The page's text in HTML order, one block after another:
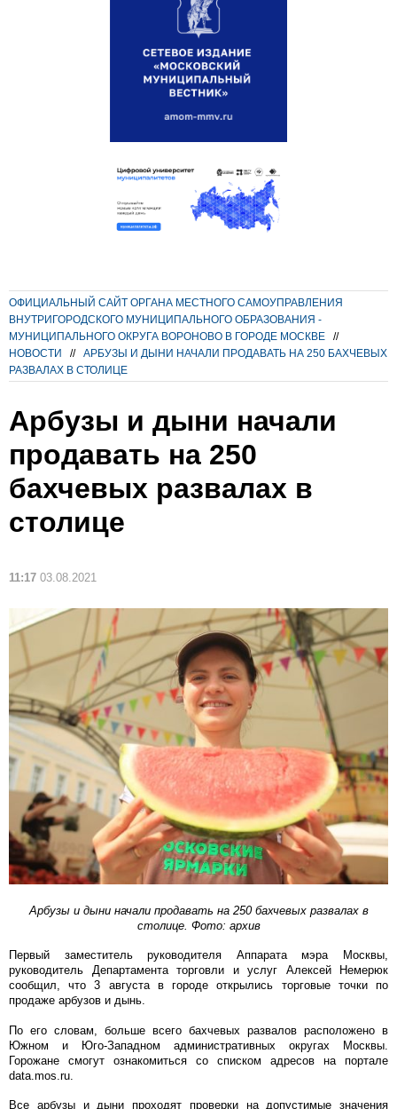
ОФИЦИАЛЬНЫЙ САЙТ ОРГАНА МЕСТНОГО САМОУПРАВЛЕНИЯ
ВНУТРИГОРОДСКОГО МУНИЦИПАЛЬНОГО ОБРАЗОВАНИЯ -
МУНИЦИПАЛЬНОГО ОКРУГА ВОРОНОВО В ГОРОДЕ МОСКВЕ
//
НОВОСТИ
//
АРБУЗЫ И ДЫНИ НАЧАЛИ ПРОДАВАТЬ НА 250 БАХЧЕВЫХ
РАЗВАЛАХ В СТОЛИЦЕ
Арбузы и дыни начали
продавать на 250
бахчевых развалах в
столице
11:17 03.08.2021
Арбузы и дыни начали продавать на 250 бахчевых развалах в
столице. Фото: архив
Первый заместитель руководителя Аппарата мэра Москвы,
руководитель Департамента торговли и услуг Алексей Немерюк
сообщил, что 3 августа в городе открылись торговые точки по
продаже арбузов и дынь.
По его словам, больше всего бахчевых развалов расположено в
Южном и Юго-Западном административных округах Москвы.
Горожане смогут ознакомиться со списком адресов на портале
data.mos.ru.
Все арбузы и дыни проходят проверки на допустимые значения